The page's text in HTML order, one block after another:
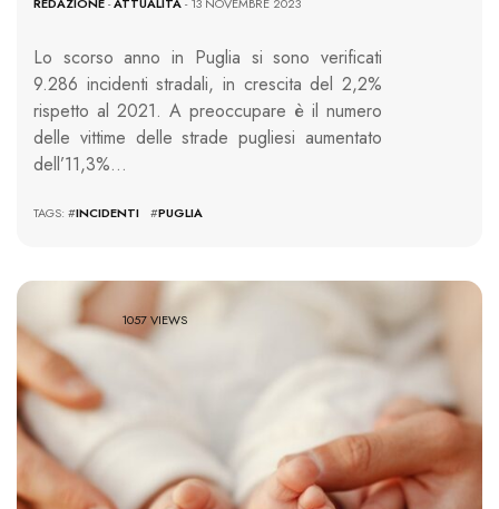
REDAZIONE-ATTUALITÀ- 13 NOVEMBRE 2023
Lo scorso anno in Puglia si sono verificati
9.286 incidenti stradali, in crescita del 2,2%
rispetto al 2021. A preoccupare è il numero
delle vittime delle strade pugliesi aumentato
dell’11,3%…
TAGS: #INCIDENTI #PUGLIA
1057 VIEWS